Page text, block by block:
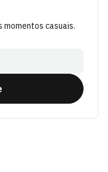
momentos casuais.